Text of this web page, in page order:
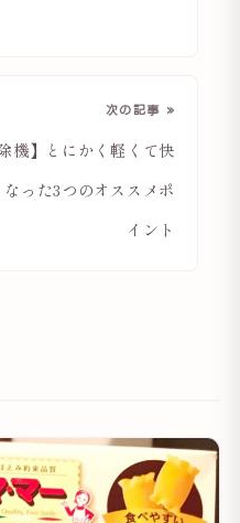
次の記事 »
機】とにかく軽くて快
った3つのオススメポ
イント